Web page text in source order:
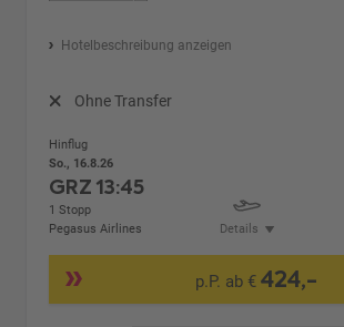
Hotelbeschreibung anzeigen
Ohne Transfer
Hinflug
So., 16.8.26
GRZ13:45
1 Stopp
Pegasus Airlines
Details
p.P. ab €424,-